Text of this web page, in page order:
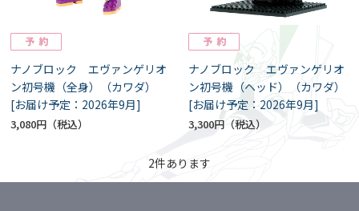
ナノブロック エヴァンゲリオ
ン初号機（全身）（カワダ）
[お届け予定：2026年9月]
3,080円
ナノブロック エヴァンゲリオ
ン初号機（ヘッド）（カワダ）
[お届け予定：2026年9月]
3,300円
2件あります